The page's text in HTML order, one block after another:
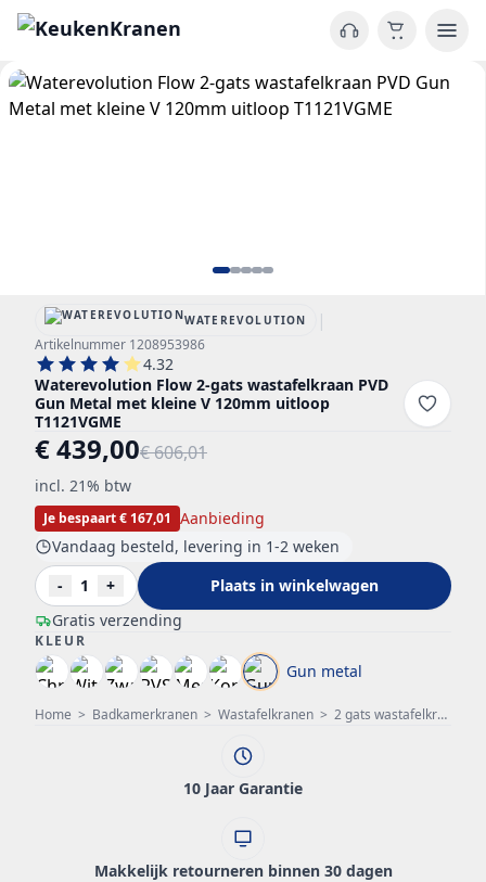
Home > Badkamerkranen > Wastafelkranen > 2 gats wastafelkraan
WATEREVOLUTION |
Artikelnummer 1208953986
4.32
Waterevolution Flow 2-gats wastafelkraan PVD
Gun Metal met kleine V 120mm uitloop
T1121VGME
€ 439,00€ 606,01
incl. 21% btw
Je bespaart € 167,01 Aanbieding
Gratis verzending
Vandaag besteld, levering in 1-2 weken
-
1 + Plaats in winkelwagen
KLEUR
Gun metal
10 Jaar Garantie
Makkelijk retourneren binnen 30 dagen